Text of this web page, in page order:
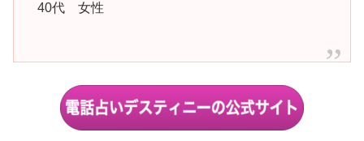
40代 女性